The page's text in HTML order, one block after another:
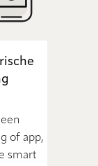
of app,
smart